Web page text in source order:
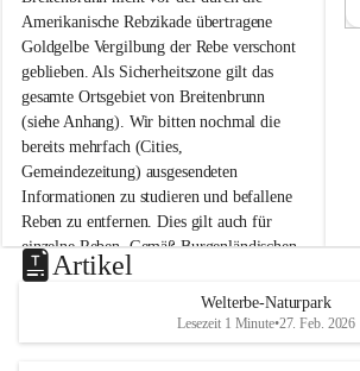
e
n
b
r
u
n
n
a
m
N
e
u
s
d
Amerikanische Rebzikade übertragene
Goldgelbe Vergilbung der Rebe verschont
geblieben. Als Sicherheitszone gilt das
gesamte Ortsgebiet von Breitenbrunn
(siehe Anhang). Wir bitten nochmal die
bereits mehrfach (Cities,
Gemeindezeitung) ausgesendeten
Informationen zu studieren und befallene
Reben zu entfernen. Dies gilt auch für
einzelne Reben. Gemäß Burgenländischen
Weinbaugesetz sind nicht gepflegte oder
unzulässige Weingärten zu roden! Bitte
helfen wir zusammen um unsere Winzer
vor den prognostizierten Ernteausfällen
e
u
e
d
Artikel
Welterbe-Naturpark
Lesezeit 1 Minute•27. Feb. 2026